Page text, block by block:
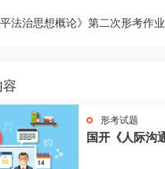
法治思想概论》第二次形考作业
形考试题
国开《人际沟